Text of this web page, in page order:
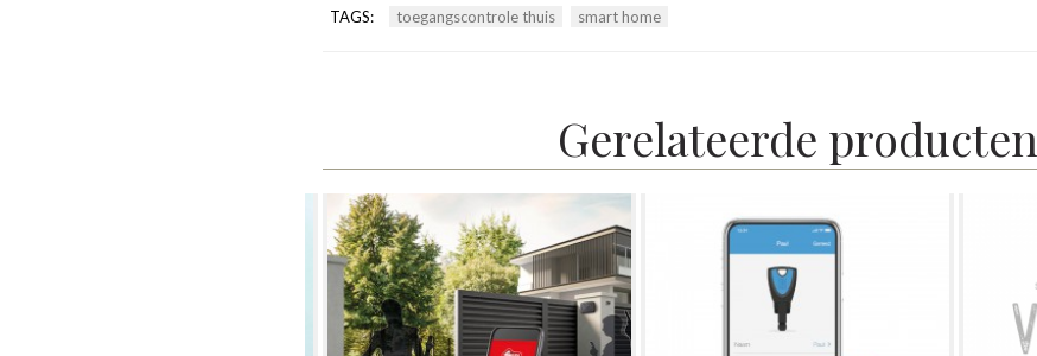
TAGS: toegangscontrole thuis smart home
Gerelateerde producten